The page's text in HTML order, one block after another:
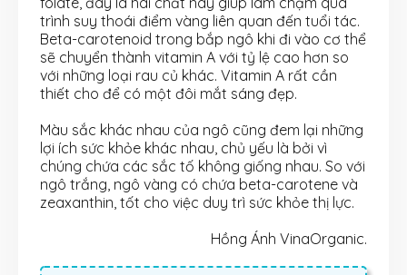
trình suy thoái điểm vàng liên quan đến tuổi tác.
Beta-carotenoid trong bắp ngô khi đi vào cơ thể
sẽ chuyển thành vitamin A với tỷ lệ cao hơn so
với những loại rau củ khác. Vitamin A rất cần
thiết cho để có một đôi mắt sáng đẹp.
Màu sắc khác nhau của ngô cũng đem lại những
lợi ích sức khỏe khác nhau, chủ yếu là bởi vì
chúng chứa các sắc tố không giống nhau. So với
ngô trắng, ngô vàng có chứa beta-carotene và
zeaxanthin, tốt cho việc duy trì sức khỏe thị lực.
Hồng Ánh VinaOrganic.